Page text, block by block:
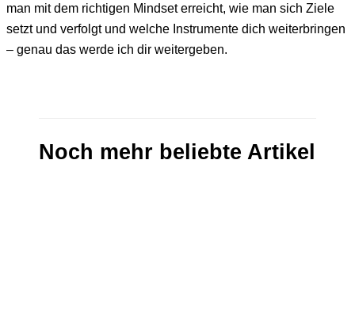
man mit dem richtigen Mindset erreicht, wie man sich Ziele
setzt und verfolgt und welche Instrumente dich weiterbringen
– genau das werde ich dir weitergeben.
Noch mehr beliebte Artikel